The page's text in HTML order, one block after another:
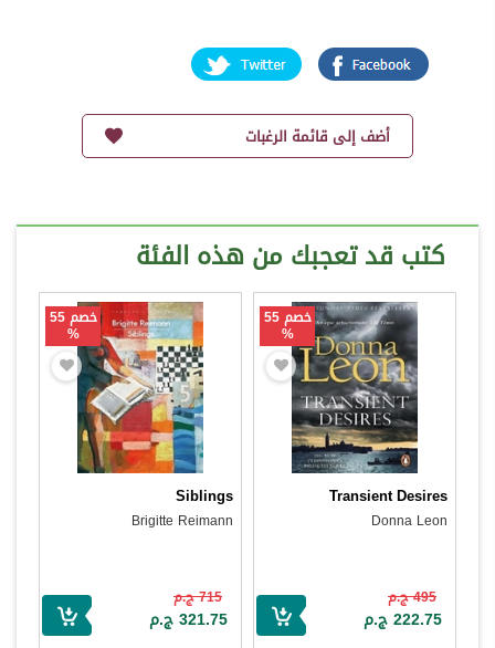
أضف إلى قائمة الرغبات
كتب قد تعجبك من هذه الفئة
خصم 55
%
Transient Desires
Donna Leon
495 ج.م
222.75 ج.م
خصم 55
%
Siblings
Brigitte Reimann
715 ج.م
321.75 ج.م